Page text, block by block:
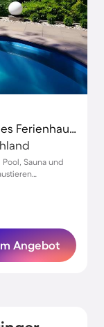
Kinderfreundliches wunderschönes Ferienhaus mit Terrasse, privatem Pool und Sauna | Haustiere sind willkommen
Sauna und
Angebot